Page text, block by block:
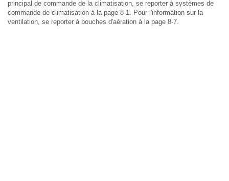
principal de commande de la climatisation, se reporter à systèmes de
commande de climatisation à la page 8-1. Pour l'information sur la
ventilation, se reporter à bouches d'aération à la page 8-7.